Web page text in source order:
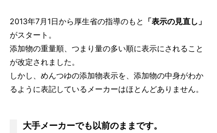
2013年7月1日から厚生省の指導のもと 「表示の見直し」
がスタート。
添加物の重量順、つまり量の多い順に表示にされること
が改定されました。
しかし、めんつゆの添加物表示を、添加物の中身がわか
るように表記しているメーカーはほとんどありません。
大手メーカーでも以前のままです。